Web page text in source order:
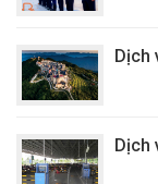
Dịch